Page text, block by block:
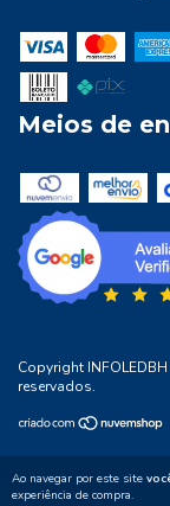
Ao navegar por este site
experiência de compra.
Meios de
Copyright
reservados.